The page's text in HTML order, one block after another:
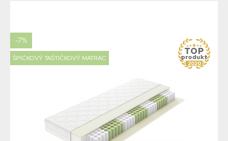
-7%
ŠPIČKOVÝ TAŠTIČKOVÝ MATRAC